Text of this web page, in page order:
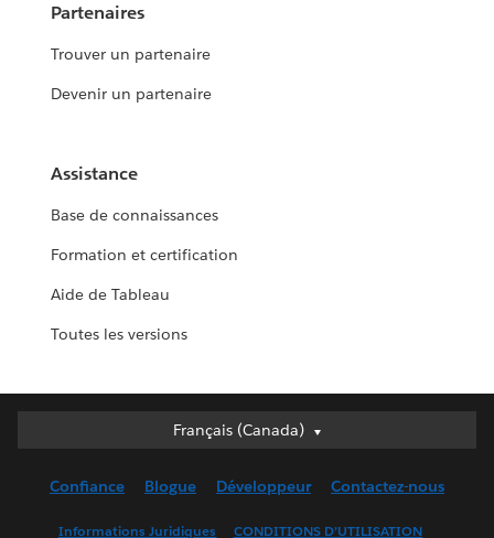
Partenaires
Trouver un partenaire
Devenir un partenaire
Assistance
Base de connaissances
Formation et certification
Aide de Tableau
Toutes les versions
Français (Canada)
Français (Canada)
English (UK)
Confiance Blogue Développeur Contactez-nous
Informations Juridiques CONDITIONS D’UTILISATION